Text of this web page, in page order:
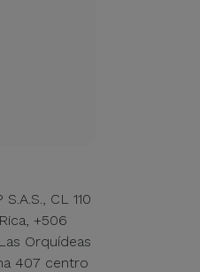
CL 110
+506
Orquídeas
407 centro